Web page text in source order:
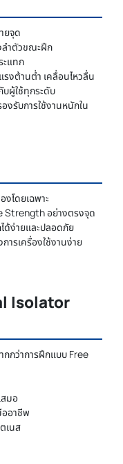
ยจุด
ลำตัวขณะฝึก
แทก
งต้านต่ำ เคลื่อนไหวลื่น
บผู้ใช้ทุกระดับ
งรับการใช้งานหนักใน
โดยเฉพาะ
Strength อย่างตรงจุด
ด้ง่ายและปลอดภัย
รเครื่องใช้งานง่าย
Isolator
กว่าการฝึกแบบ Free
สมอ
อาชีพ
เนส